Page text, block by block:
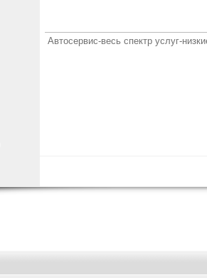
Автосервис-весь спектр услуг-